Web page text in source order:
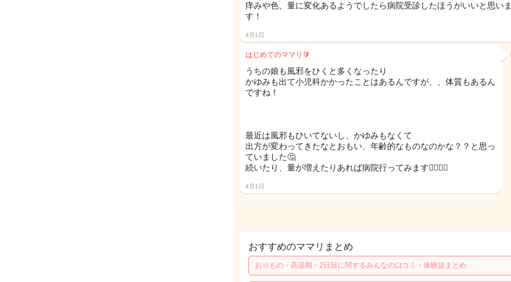
痒みや色、量に変化あるようでしたら病院受診したほうがいいと思いま
す！
4月1日
はじめてのママリ🔰
うちの娘も風邪をひくと多くなったり
かゆみも出て小児科かかったことはあるんですが、、体質もあるん
ですね！
最近は風邪もひいてないし、かゆみもなくて
出方が変わってきたなとおもい、年齢的なものなのかな？？と思っ
ていました🤔
続いたり、量が増えたりあれば病院行ってみます🙇‍♀️🙇‍♀️
4月1日
おすすめのママリまとめ
おりもの・高温期・2日目に関するみんなの口コミ・体験談まとめ